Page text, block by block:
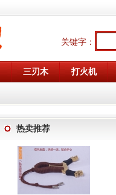
关键字：
三刃木 打火机
热卖推荐